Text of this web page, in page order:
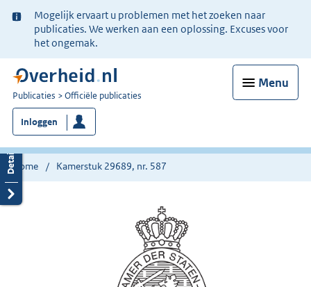
Ter
informatie:
Mogelijk ervaart u problemen met het zoeken naar
publicaties. We werken aan een oplossing. Excuses voor
het ongemak.
Menu
U
bent
nu
hier:
Publicaties Officiële publicaties
Inloggen
Home Kamerstuk 29689, nr. 587